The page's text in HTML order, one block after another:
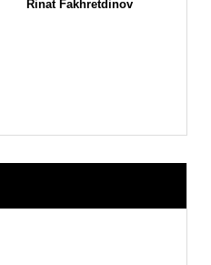
Rinat Fakhretdinov